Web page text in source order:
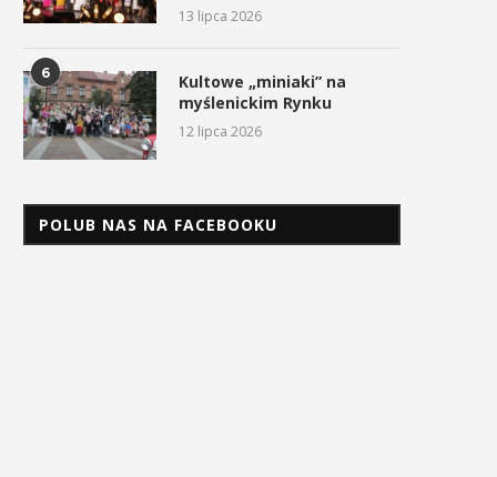
13 lipca 2026
6
Kultowe „miniaki” na
myślenickim Rynku
12 lipca 2026
POLUB NAS NA FACEBOOKU